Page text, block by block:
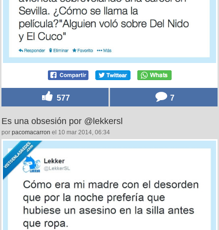
577 7
Es una obsesión por @lekkersl
por pacomacarron el 10 mar 2014, 06:34